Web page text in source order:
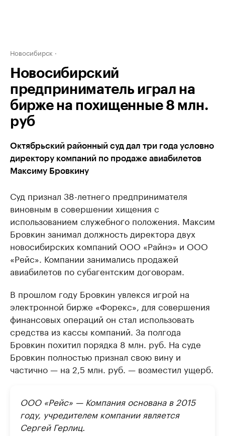
Новосибирск
Новосибирский
предприниматель играл на
бирже на похищенные 8 млн.
руб
Октябрьский районный суд дал три года условно
директору компаний по продаже авиабилетов
Максиму Бровкину
Суд признал 38-летнего предпринимателя
виновным в совершении хищения с
использованием служебного положения. Максим
Бровкин занимал должность директора двух
новосибирских компаний ООО «Райнэ» и ООО
«Рейс». Компании занимались продажей
авиабилетов по субагентским договорам.
В прошлом году Бровкин увлекся игрой на
электронной бирже «Форекс», для совершения
финансовых операций он стал использовать
средства из кассы компаний. За полгода
Бровкин похитил порядка 8 млн. руб. На суде
Бровкин полностью признал свою вину и
частично — на 2,5 млн. руб. — возместил ущерб.
ООО «Рейс» — Компания основана в 2015
году, учредителем компании является
Сергей Герлиц.